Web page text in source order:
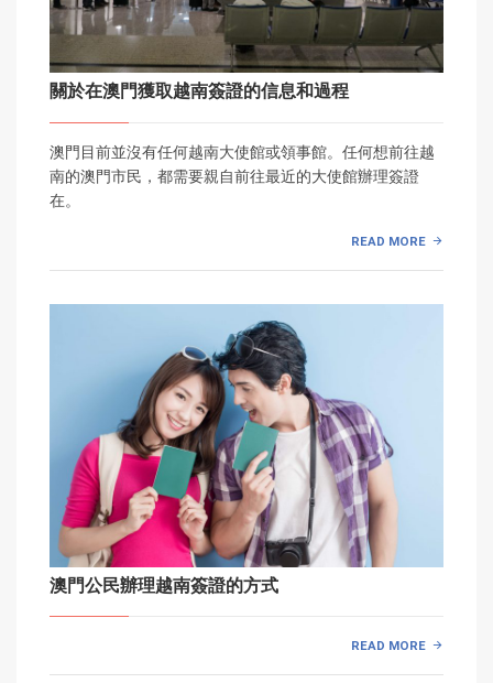
關於在澳門獲取越南簽證的信息和過程
澳門目前並沒有任何越南大使館或領事館。任何想前往越
南的澳門市民，都需要親自前往最近的大使館辦理簽證
在。
READ MORE
澳門公民辦理越南簽證的方式
READ MORE